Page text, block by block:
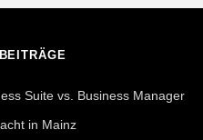
Suite vs. Business Manager
in Mainz